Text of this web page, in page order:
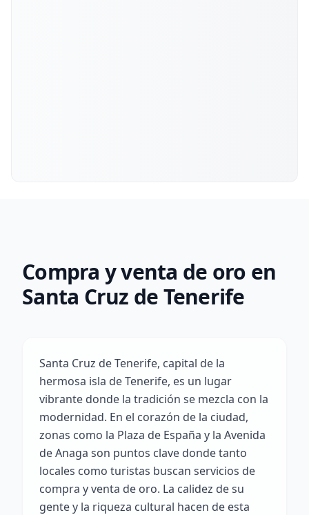
Compra y venta de oro en
Santa Cruz de Tenerife
Santa Cruz de Tenerife, capital de la
hermosa isla de Tenerife, es un lugar
vibrante donde la tradición se mezcla con la
modernidad. En el corazón de la ciudad,
zonas como la Plaza de España y la Avenida
de Anaga son puntos clave donde tanto
locales como turistas buscan servicios de
compra y venta de oro. La calidez de su
gente y la riqueza cultural hacen de esta